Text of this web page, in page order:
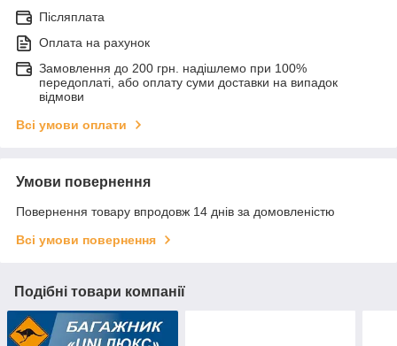
Післяплата
Оплата на рахунок
Замовлення до 200 грн. надішлемо при 100%
передоплаті, або оплату суми доставки на випадок
відмови
Всі умови оплати
Умови повернення
Повернення товару впродовж 14 днів за домовленістю
Всі умови повернення
Подібні товари компанії